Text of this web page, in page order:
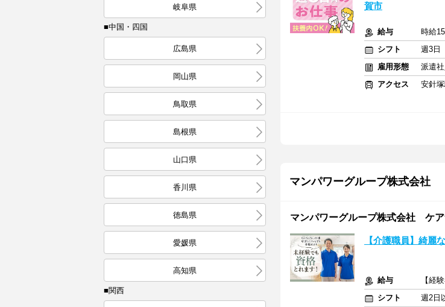
岐阜県
■中国・四国
広島県
岡山県
鳥取県
島根県
山口県
香川県
徳島県
愛媛県
高知県
■関西
賀市
給与
時給
シフト
週3日
雇用形態
派遣社
アクセス
安針
マンパワーグループ株式会社
マンパワーグループ株式会社 ケ
【介護職員】綺
給与
【経
シフト
週2日